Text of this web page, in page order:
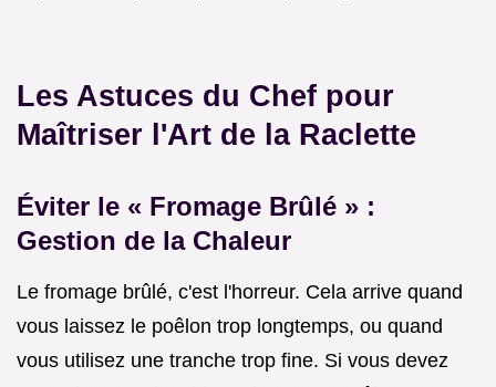
Les Astuces du Chef pour
Maîtriser l'Art de la Raclette
Éviter le « Fromage Brûlé » :
Gestion de la Chaleur
Le fromage brûlé, c'est l'horreur. Cela arrive quand
vous laissez le poêlon trop longtemps, ou quand
vous utilisez une tranche trop fine. Si vous devez